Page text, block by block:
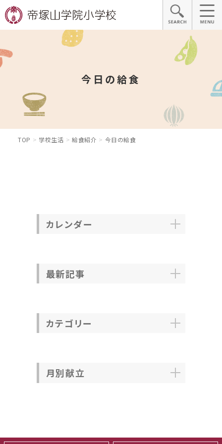
今日の給食
TOP 学校生活 給食紹介 今日の給食
カレンダー
最新記事
カテゴリー
月別献立